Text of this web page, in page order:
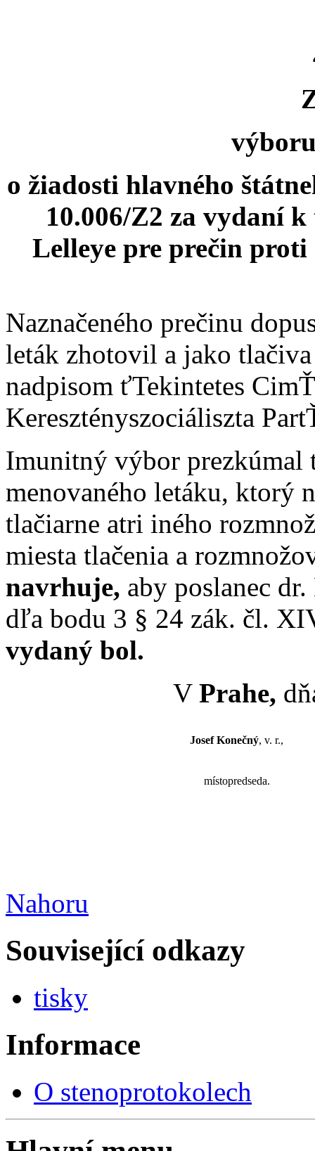
o žiadosti hlavného
10.006/Z2 za vydaní
Lelleye pre prečin
Naznačeného prečinu
leták zhotovil a jako
nadpisom ťTekintetes
Keresztényszociáliszta
Imunitný výbor prezkúmal
menovaného letáku, ktorý
tlačiarne atri iného
miesta tlačenia a
navrhuje, aby poslanec
dľa bodu 3 § 24 zák. čl.
vydaný bol.
V Prahe,
Josef Konečný, v. r.,
místopredseda.
Nahoru
Související odkazy
tisky
Informace
O stenoprotokolech